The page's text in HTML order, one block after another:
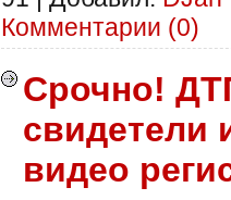
Комментарии (0)
Срочно!
свидетели
видео